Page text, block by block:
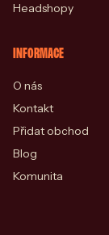
Headshopy
INFORMACE
O nás
Kontakt
Přidat obchod
Blog
Komunita